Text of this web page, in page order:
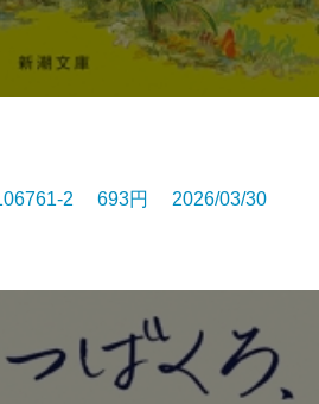
2 693円 2026/03/30